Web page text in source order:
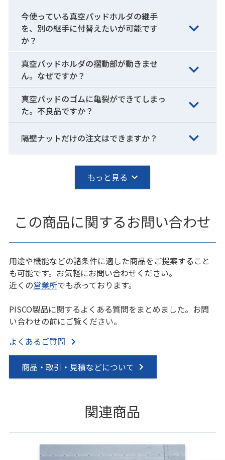
今使っている真空パッドホルダの継手
を、別の継手に付替えたいが可能です
か？
真空パッドホルダの摺動部が動きませ
ん。なぜですか？
真空パッドのゴムに亀裂ができてしまっ
た。不良品ですか？
隔壁ナットだけの注文はできますか？
もっと見る
この商品に関するお問い合わせ
用途や機能などの諸条件に適した商品をご提案すること
も可能です。お気軽にお問い合わせください。
近くの営業所でも承っております。
PISCO製品に関するよくある質問をまとめました。お問
い合わせの前にご覧ください。
よくあるご質問
商品・取引・見積などについて
関連商品